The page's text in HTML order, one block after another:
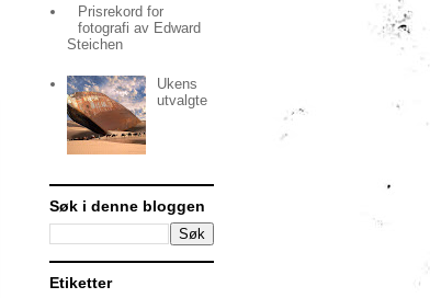
Prisrekord for
fotografi av Edward
Steichen
Ukens
utvalgte
Søk i denne bloggen
Etiketter